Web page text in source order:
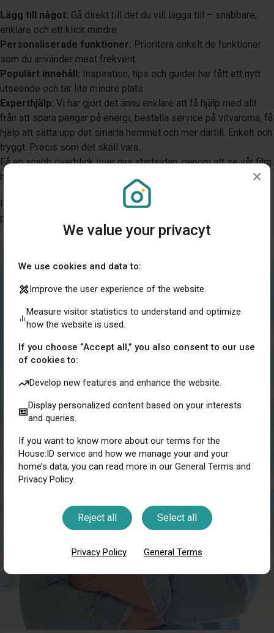
We value your privacyt
We use cookies and data to:
Improve the user experience of the website.
Measure visitor statistics to understand and optimize
how the website is used.
If you choose “Accept all,” you also consent to our use
of cookies to:
Develop new features and enhance the website.
Display personalized content based on your interests
and queries.
If you want to know more about our terms for the
House:ID service and how we manage your and your
home’s data, you can read more in our General Terms and
Privacy Policy.
Reject all Select all
Privacy Policy General Terms
×
Lägg till något: Gå direkt till det du vill lägga till – snabbare,
enklare och ett klick mindre.
Personaliserade funktioner: Prioritera enkelt de funktioner
som du använder mest frekvent.
Populärt innehåll: Inspiration, tips och guider har fått ett nytt
utseende och tar lite mindre plats.
Experthjälp: Vi har gjort det ännu enklare att få hjälp med allt
från att spara pengar på energi, beställa service på vitvarorna, få
hjälp att sätta upp det smarta hemmet och mer därtill. Enkelt och
tryggt. Precis som det skall vara.
Få en snabb överblick över nya startsidan, genom att se vår film
här;
https://youtu.be/c4KYX_YnwcM
I filmen ser du hur du kan använda startsidan smidigt och
personalisera den för att passa dina behov på bästa sätt!